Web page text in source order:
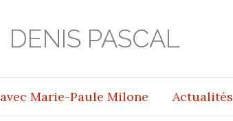
DENIS PASCAL
Marie-Paule Milone Actualités